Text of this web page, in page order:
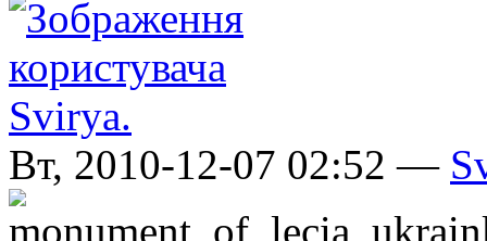
Вт, 2010-12-07 02:52 —